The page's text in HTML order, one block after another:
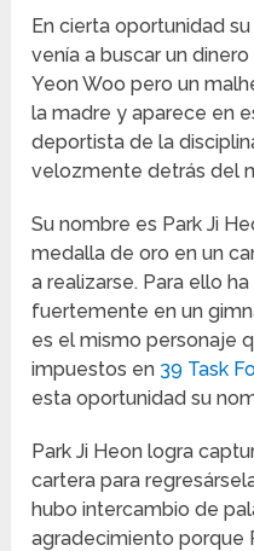
En cierta oportunidad
venía a buscar un
Yeon Woo pero un
la madre y aparece en
deportista de la
velozmente detrás del
Su nombre es Park Ji
medalla de oro en un
a realizarse. Para ello
fuertemente en un
es el mismo personaje
impuestos en 39 Task
esta oportunidad su
Park Ji Heon logra
cartera para
hubo intercambio de
agradecimiento porque